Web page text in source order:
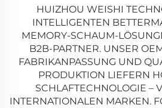
HUIZHOU WEISHI
INTELLIGENTEN
MEMORY-SCHAUM-
B2B-PARTNER. UNSER
FABRIKANPASSUNG UND
PRODUKTION LIEFERN
SCHLAFTECHNOLOGIE –
INTERNATIONALEN MARKEN.